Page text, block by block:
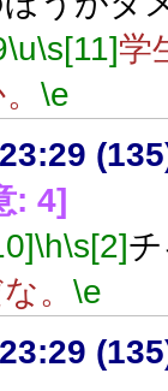
\u\s[11]学
\e
: 4]
\h\s[2]
。 \e